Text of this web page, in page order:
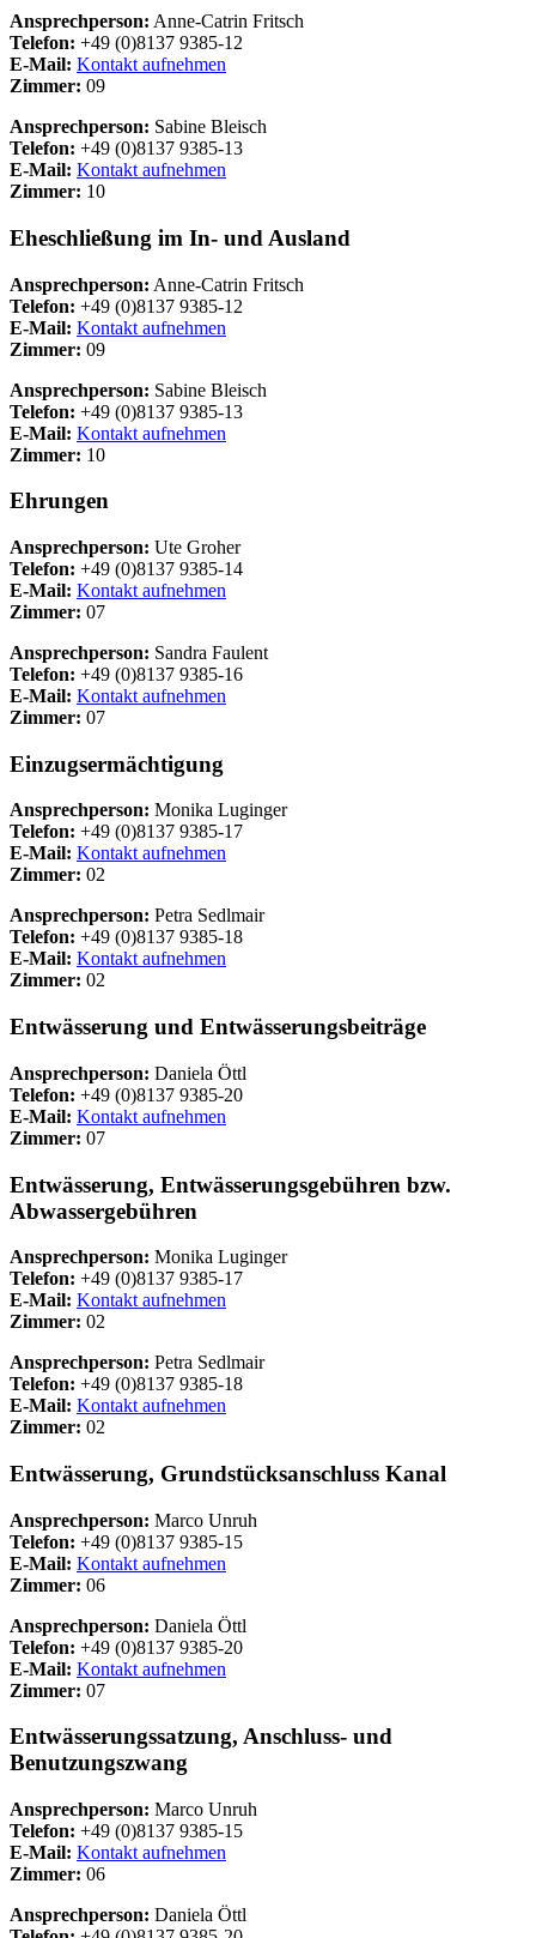
Ansprechperson: Anne-Catrin Fritsch
Telefon: +49 (0)8137 9385-12
E-Mail: Kontakt aufnehmen
Zimmer: 09
Ansprechperson: Sabine Bleisch
Telefon: +49 (0)8137 9385-13
E-Mail: Kontakt aufnehmen
Zimmer: 10
Eheschließung im In- und Ausland
Ansprechperson: Anne-Catrin Fritsch
Telefon: +49 (0)8137 9385-12
E-Mail: Kontakt aufnehmen
Zimmer: 09
Ansprechperson: Sabine Bleisch
Telefon: +49 (0)8137 9385-13
E-Mail: Kontakt aufnehmen
Zimmer: 10
Ehrungen
Ansprechperson: Ute Groher
Telefon: +49 (0)8137 9385-14
E-Mail: Kontakt aufnehmen
Zimmer: 07
Ansprechperson: Sandra Faulent
Telefon: +49 (0)8137 9385-16
E-Mail: Kontakt aufnehmen
Zimmer: 07
Einzugsermächtigung
Ansprechperson: Monika Luginger
Telefon: +49 (0)8137 9385-17
E-Mail: Kontakt aufnehmen
Zimmer: 02
Ansprechperson: Petra Sedlmair
Telefon: +49 (0)8137 9385-18
E-Mail: Kontakt aufnehmen
Zimmer: 02
Entwässerung und Entwässerungsbeiträge
Ansprechperson: Daniela Öttl
Telefon: +49 (0)8137 9385-20
E-Mail: Kontakt aufnehmen
Zimmer: 07
Entwässerung, Entwässerungsgebühren bzw.
Abwassergebühren
Ansprechperson: Monika Luginger
Telefon: +49 (0)8137 9385-17
E-Mail: Kontakt aufnehmen
Zimmer: 02
Ansprechperson: Petra Sedlmair
Telefon: +49 (0)8137 9385-18
E-Mail: Kontakt aufnehmen
Zimmer: 02
Entwässerung, Grundstücksanschluss Kanal
Ansprechperson: Marco Unruh
Telefon: +49 (0)8137 9385-15
E-Mail: Kontakt aufnehmen
Zimmer: 06
Ansprechperson: Daniela Öttl
Telefon: +49 (0)8137 9385-20
E-Mail: Kontakt aufnehmen
Zimmer: 07
Entwässerungssatzung, Anschluss- und
Benutzungszwang
Ansprechperson: Marco Unruh
Telefon: +49 (0)8137 9385-15
E-Mail: Kontakt aufnehmen
Zimmer: 06
Ansprechperson: Daniela Öttl